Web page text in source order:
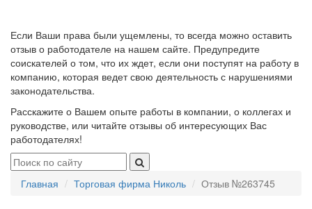
Если Ваши права были ущемлены, то всегда можно оставить
отзыв о работодателе на нашем сайте. Предупредите
соискателей о том, что их ждет, если они поступят на работу в
компанию, которая ведет свою деятельность с нарушениями
законодательства.
Расскажите о Вашем опыте работы в компании, о коллегах и
руководстве, или читайте отзывы об интересующих Вас
работодателях!
Главная Торговая фирма Николь Отзыв №263745